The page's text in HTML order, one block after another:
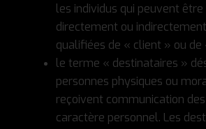
les individus qui peuvent
directement ou
qualifiées de « client » ou de
le terme « destinataires »
personnes physiques ou
reçoivent communication
caractère personnel. Les